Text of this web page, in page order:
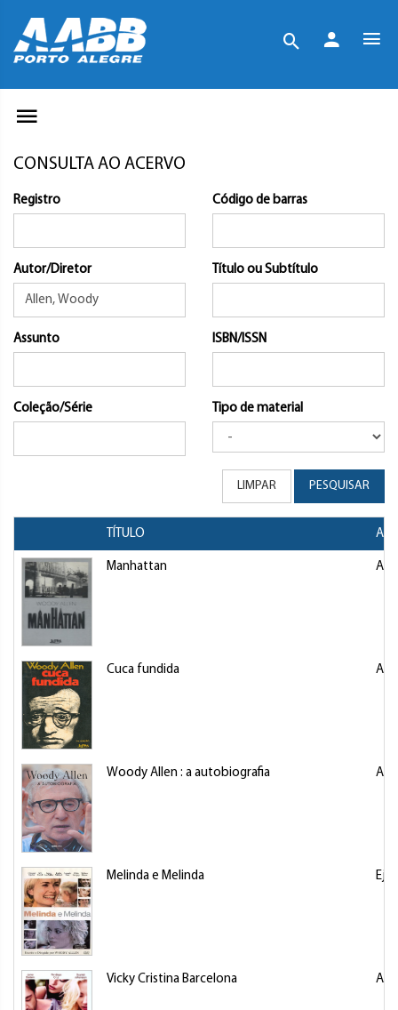
CONSULTA AO ACERVO
Registro Código de barras
Autor/Diretor Título ou Subtítulo
Assunto ISBN/ISSN
Coleção/Série Tipo de material
LIMPAR PESQUISAR
TÍTULO
Manhattan
Cuca fundida
Woody Allen : a autobiografia
Melinda e Melinda
Vicky Cristina Barcelona